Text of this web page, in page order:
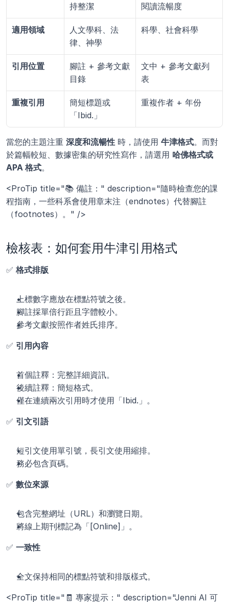
持整潔
閱讀流暢度
適用領域
人文學科、法
律、神學
科學、社會科學
引用位置
腳註 + 參考文獻
目錄
文中 + 參考文獻列
表
重複引用
簡短標題或
「Ibid.」
重複作者 + 年份
當您的主題注重 深度和流暢性 時，請使用 牛津格式。而對
於篇幅較短、數據密集的研究性寫作，請選用 哈佛格式或
APA 格式。
<ProTip title="📚 備註：" description="隨時檢查您的課
程指南，一些科系會使用章末注（endnotes）代替腳註
（footnotes）。" />
檢核表：如何套用牛津引用格式
✅ 格式排版
上標數字應放在標點符號之後。
腳註採單倍行距且字體較小。
參考文獻按照作者姓氏排序。
✅ 引用內容
首個註釋：完整詳細資訊。
後續註釋：簡短格式。
僅在連續兩次引用時才使用「Ibid.」。
✅ 引文引語
短引文使用單引號，長引文使用縮排。
務必包含頁碼。
✅ 數位來源
包含完整網址（URL）和瀏覽日期。
將線上期刊標記為「[Online]」。
✅ 一致性
全文保持相同的標點符號和排版樣式。
<ProTip title="🧾 專家提示：" description="Jenni AI 可